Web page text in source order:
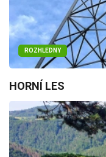
ROZHLEDNY
HORNÍ LES